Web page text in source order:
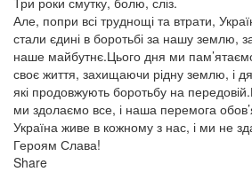
Але, попри всі труднощі та втрати,
стали єдині в боротьбі за нашу землю,
наше майбутнє.Цього дня ми
своє життя, захищаючи рідну землю, і
які продовжують боротьбу на
ми здолаємо все, і наша перемога
Україна живе в кожному з нас, і ми не
Героям Слава!
Share